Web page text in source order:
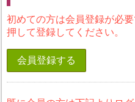
初めての方は会員登録が必
押して登録してください。
会員登録する